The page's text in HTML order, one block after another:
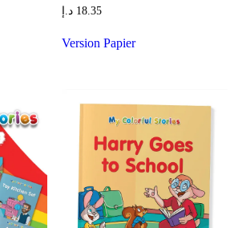
18.35 د.إ
Version Papier